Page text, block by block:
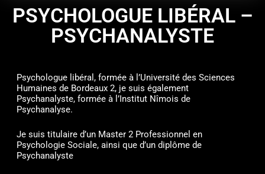
PSYCHOLOGUE LIBÉRAL –
PSYCHANALYSTE
Psychologue libéral, formée à l’Université des Sciences
Humaines de Bordeaux 2, je suis également
Psychanalyste, formée à l’Institut Nîmois de
Psychanalyse.
Je suis titulaire d’un Master 2 Professionnel en
Psychologie Sociale, ainsi que d’un diplôme de
Psychanalyste